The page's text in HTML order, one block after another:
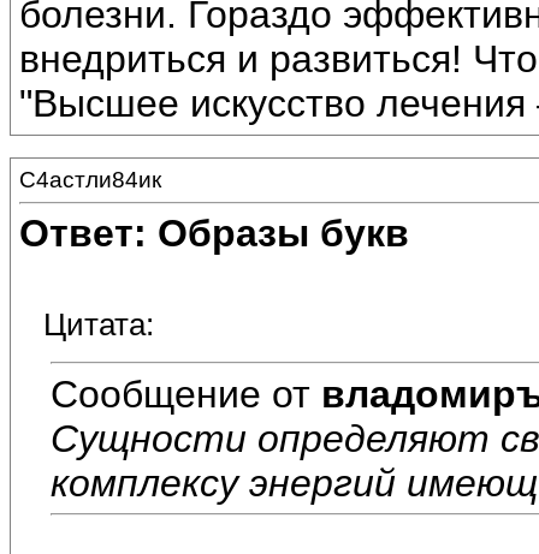
болезни. Гораздо
внедриться и развиться!
"Высшее искусство
С4астли84ик
Ответ: Образы букв
Цитата:
Сообщение от
Сущности определяют
комплексу энергий